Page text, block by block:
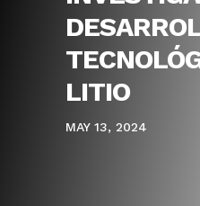
LITIO
MAY 13, 2024